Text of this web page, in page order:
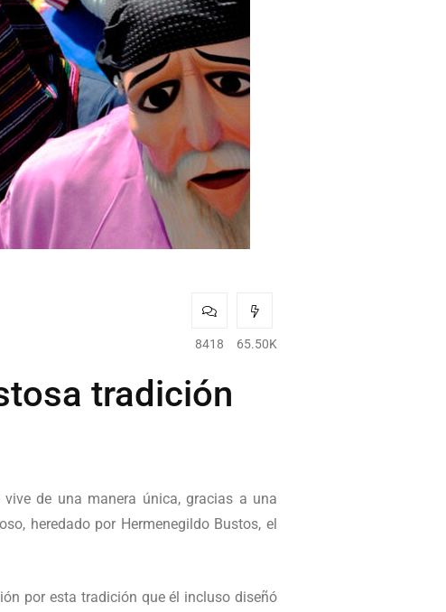
8418 65.50K
tradición
vive de una manera única, gracias a una
heredado por Hermenegildo Bustos, el
por esta tradición que él incluso diseñó